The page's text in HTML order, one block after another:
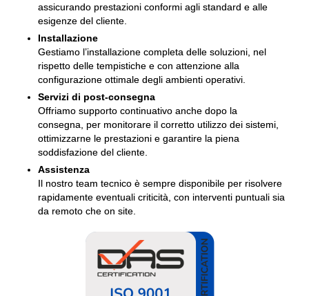
assicurando prestazioni conformi agli standard e alle
esigenze del cliente.
Installazione
Gestiamo l’installazione completa delle soluzioni, nel
rispetto delle tempistiche e con attenzione alla
configurazione ottimale degli ambienti operativi.
Servizi di post-consegna
Offriamo supporto continuativo anche dopo la
consegna, per monitorare il corretto utilizzo dei sistemi,
ottimizzarne le prestazioni e garantire la piena
soddisfazione del cliente.
Assistenza
Il nostro team tecnico è sempre disponibile per risolvere
rapidamente eventuali criticità, con interventi puntuali sia
da remoto che on site.